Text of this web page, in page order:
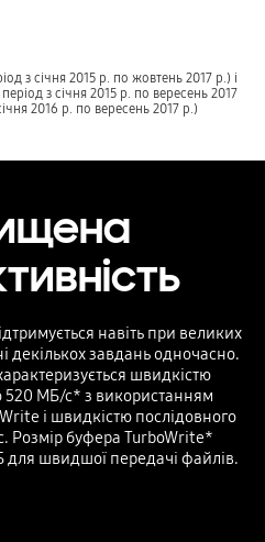
з січня 2015 р. по жовтень 2017 р.) і
з січня 2015 р. по вересень 2017
2016 р. по вересень 2017 р.)
навіть при великих
декількох завдань одночасно.
швидкістю
520 МБ/с* з використанням
і швидкістю послідовного
Розмір буфера TurboWrite*
для швидшої передачі файлів.